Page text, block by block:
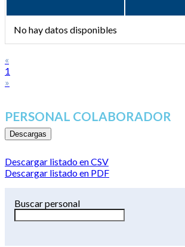
No hay datos disponibles
«
1
»
PERSONAL COLABORADOR
Descargas
Descargar listado en CSV
Descargar listado en PDF
Buscar personal